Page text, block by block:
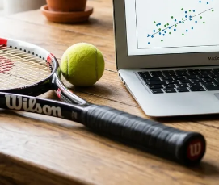
BMW BIZNIS LIGA
BIZLIFE WEEK
IZJAVA GODINE
IZJAVA GODINE